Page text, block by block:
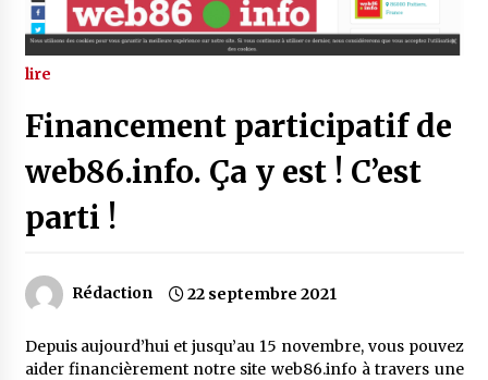
lire
Financement participatif de
web86.info. Ça y est ! C’est
parti !
Rédaction 22 septembre 2021
Depuis aujourd’hui et jusqu’au 15 novembre, vous pouvez
aider financièrement notre site web86.info à travers une